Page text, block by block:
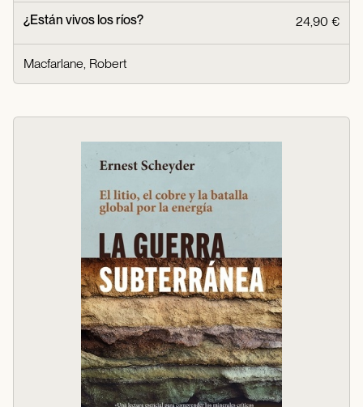
¿Están vivos los ríos? 24,90 €
Macfarlane, Robert